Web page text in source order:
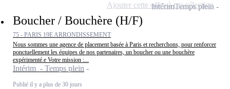
Boucher / Bouchère (H/F)
75 - PARIS 19E ARRONDISSEMENT
Nous sommes une agence de placement basée à Paris et recherchons, pour renforcer
ponctuellement les équipes de nos partenaires, un boucher ou une bouchère
expérimenté.e Votre mission :...
Intérim - Temps plein
Publié il y a plus de 30 jours
IntérimTemps plein
Ajouter cette offre à ma sélection